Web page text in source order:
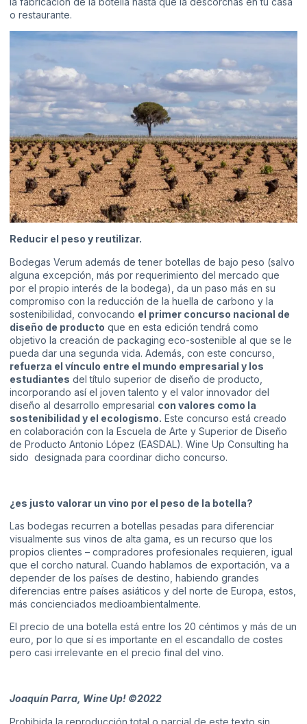
o restaurante.
Reducir el peso y reutilizar.
Bodegas Verum además de tener botellas de bajo peso (salvo
alguna excepción, más por requerimiento del mercado que
por el propio interés de la bodega), da un paso más en su
compromiso con la reducción de la huella de carbono y la
sostenibilidad, convocando el primer concurso nacional de
diseño de producto que en esta edición tendrá como
objetivo la creación de packaging eco-sostenible al que se le
pueda dar una segunda vida. Además, con este concurso,
refuerza el vínculo entre el mundo empresarial y los
estudiantes del título superior de diseño de producto,
incorporando así el joven talento y el valor innovador del
diseño al desarrollo empresarial con valores como la
sostenibilidad y el ecologismo. Este concurso está creado
en colaboración con la Escuela de Arte y Superior de Diseño
de Producto Antonio López (EASDAL). Wine Up Consulting ha
sido designada para coordinar dicho concurso.
¿es justo valorar un vino por el peso de la botella?
Las bodegas recurren a botellas pesadas para diferenciar
visualmente sus vinos de alta gama, es un recurso que los
propios clientes – compradores profesionales requieren, igual
que el corcho natural. Cuando hablamos de exportación, va a
depender de los países de destino, habiendo grandes
diferencias entre países asiáticos y del norte de Europa, estos,
más concienciados medioambientalmente.
El precio de una botella está entre los 20 céntimos y más de un
euro, por lo que sí es importante en el escandallo de costes
pero casi irrelevante en el precio final del vino.
Joaquín Parra, Wine Up! ©2022
Prohibida la reproducción total o parcial de este texto sin